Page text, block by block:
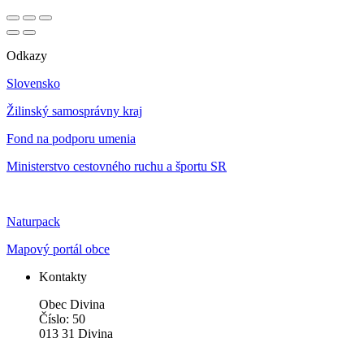
Odkazy
Slovensko
Žilinský samosprávny kraj
Fond na podporu umenia
Ministerstvo cestovného ruchu a športu SR
Naturpack
Mapový portál obce
Kontakty
Obec Divina
Číslo: 50
013 31 Divina